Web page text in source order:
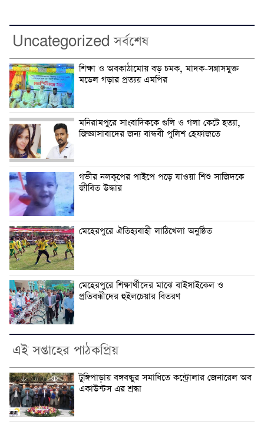
Uncategorized সর্বশেষ
শিক্ষা ও অবকাঠামোয় বড় চমক, মাদক-সন্ত্রাসমুক্ত
মডেল গড়ার প্রত্যয় এমপির
মনিরামপুরে সাংবাদিককে গুলি ও গলা কেটে হত্যা,
জিজ্ঞাসাবাদের জন্য বান্ধবী পুলিশ হেফাজতে
গভীর নলকূপের পাইপে পড়ে যাওয়া শিশু সাজিদকে
জীবিত উদ্ধার
মেহেরপুরে ঐতিহ্যবাহী লাঠিখেলা অনুষ্ঠিত
মেহেরপুরে শিক্ষার্থীদের মাঝে বাইসাইকেল ও
প্রতিবন্ধীদের হুইলচেয়ার বিতরণ
এই সপ্তাহের পাঠকপ্রিয়
টুঙ্গিপাড়ায় বঙ্গবন্ধুর সমাধিতে কন্ট্রোলার জেনারেল অব
একাউন্টস এর শ্রদ্ধা